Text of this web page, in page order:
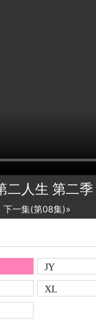
二人生 第二季
下一集(第08集)»
JY
XL